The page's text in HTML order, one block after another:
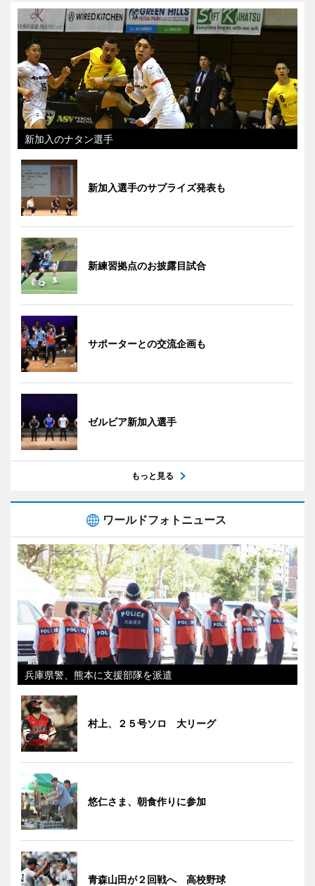
新加入のナタン選手
新加入選手のサプライズ発表も
新練習拠点のお披露目試合
サポーターとの交流企画も
ゼルビア新加入選手
もっと見る
ワールドフォトニュース
兵庫県警、熊本に支援部隊を派遣
村上、２５号ソロ 大リーグ
悠仁さま、朝食作りに参加
青森山田が２回戦へ 高校野球